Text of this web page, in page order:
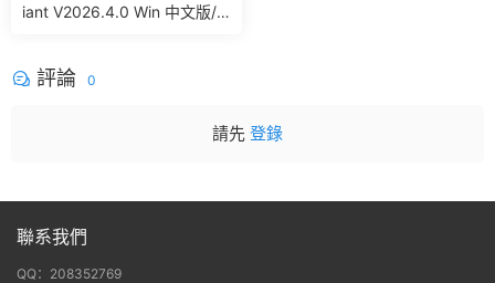
iant V2026.4.0 Win 中文版/
評論 0
請先 登錄
聯系我們
QQ：208352769